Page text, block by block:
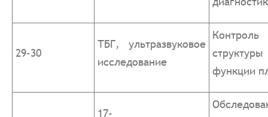
29-30
ТБГ, ультразвуковое
исследование
Контроль
функции
17-